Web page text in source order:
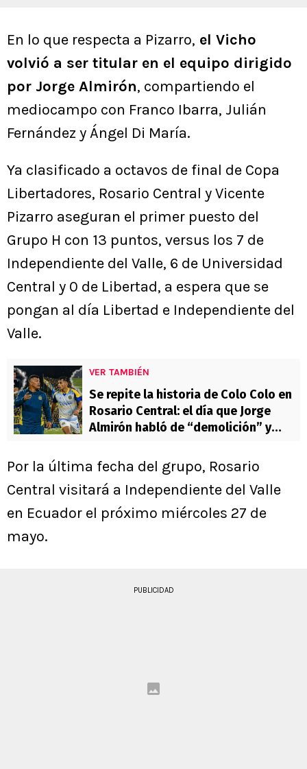
En lo que respecta a Pizarro, el Vicho
volvió a ser titular en el equipo dirigido
por Jorge Almirón, compartiendo el
mediocampo con Franco Ibarra, Julián
Fernández y Ángel Di María.
Ya clasificado a octavos de final de Copa
Libertadores, Rosario Central y Vicente
Pizarro aseguran el primer puesto del
Grupo H con 13 puntos, versus los 7 de
Independiente del Valle, 6 de Universidad
Central y 0 de Libertad, a espera que se
pongan al día Libertad e Independiente del
Valle.
VER TAMBIÉN
Se repite la historia de Colo Colo en
Rosario Central: el día que Jorge
Almirón habló de “demolición” y
Por la última fecha del grupo, Rosario
Central visitará a Independiente del Valle
en Ecuador el próximo miércoles 27 de
mayo.
PUBLICIDAD